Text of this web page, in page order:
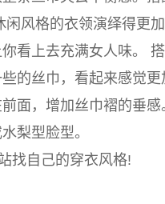
闲风格的衣领演绎得更
看上去充满女人味。
的丝巾，看起来感觉更
面，增加丝巾褶的垂感
梨型脸型。
找自己的穿衣风格!